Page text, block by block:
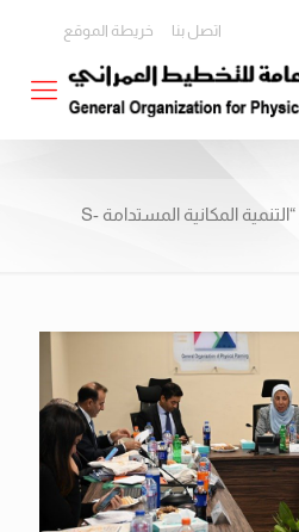
اتصل بنا خريطة الموقع
اجتماع مجلس ادارة مشروع “التنمية المكانية المستدامة S-